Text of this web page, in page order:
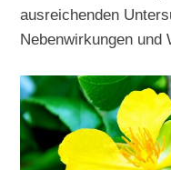
ausreichenden
Nebenwirkungen und